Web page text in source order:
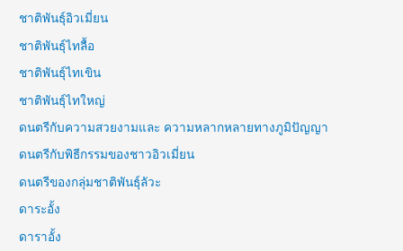
ชาติพันธุ์อิวเมี่ยน
ชาติพันธุ์ไทลื้อ
ชาติพันธุ์ไทเขิน
ชาติพันธุ์ไทใหญ่
ดนตรีกับความสวยงามและ ความหลากหลายทางภูมิปัญญา
ดนตรีกับพิธีกรรมของชาวอิวเมี่ยน
ดนตรีของกลุ่มชาติพันธุ์ลัวะ
ดาระอั้ง
ดาราอั้ง